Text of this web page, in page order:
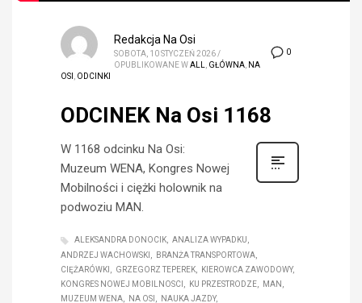
0
Redakcja Na Osi
SOBOTA, 10 STYCZEŃ 2026 /
OPUBLIKOWANE WALL GŁÓWNA NA
OSI
ODCINKI
ODCINEK Na Osi 1168
W 1168 odcinku Na Osi:
Muzeum WENA, Kongres Nowej
Mobilności i ciężki holownik na
podwoziu MAN.
ALEKSANDRA DONOCIK
ANALIZA WYPADKU
ANDRZEJ WACHOWSKI
BRANŻA TRANSPORTOWA
CIĘŻARÓWKI
GRZEGORZ TEPEREK
KIEROWCA ZAWODOWY
KONGRES NOWEJ MOBILNOSCI
KU PRZESTRODZE
MAN
MUZEUM WENA
NA OSI
NAUKA JAZDY